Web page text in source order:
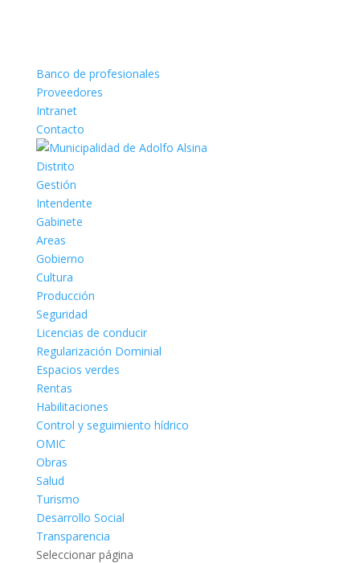
Banco de profesionales
Proveedores
Intranet
Contacto
Distrito
Gestión
Intendente
Gabinete
Areas
Gobierno
Cultura
Producción
Seguridad
Licencias de conducir
Regularización Dominial
Espacios verdes
Rentas
Habilitaciones
Control y seguimiento hídrico
OMIC
Obras
Salud
Turismo
Desarrollo Social
Transparencia
Seleccionar página